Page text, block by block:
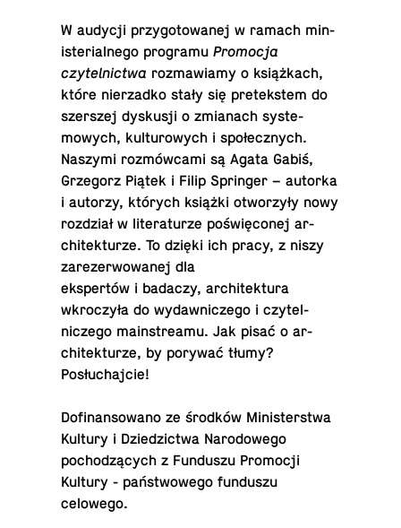
W audycji przy­go­towanej w ramach min­
is­te­ri­al­nego programu Pro­mocja
czytelnictwa roz­maw­iamy o książkach,
które nierzadko stały się pretek­stem do
sz­er­szej dyskusji o zmi­anach sys­te­
mowych, kul­tur­owych i społecznych.
Naszymi rozmówcami są Agata Gabiś,
Grze­gorz Piątek i Filip Springer – autorka
i autorzy, których książki otworzyły nowy
rozdział w lit­er­aturze poświęconej ar­
chitek­turze. To dzięki ich pracy, z niszy
zarez­er­wowanej dla
ekspertów i badaczy, ar­chitek­tura
wkroczyła do wydawniczego i czytel­
niczego main­streamu. Jak pisać o ar­
chitek­turze, by porywać tłumy?
Posłuchajcie!
Do­fi­nan­sowano ze środków Min­is­terstwa
Kultury i Dziedz­ictwa Nar­o­dowego
pochodzących z Fun­duszu Pro­mocji
Kultury - państwowego fun­duszu
celowego.